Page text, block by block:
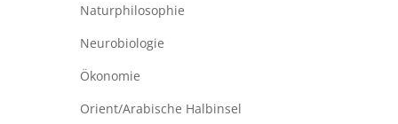
Naturphilosophie
Neurobiologie
Ökonomie
Orient/Arabische Halbinsel